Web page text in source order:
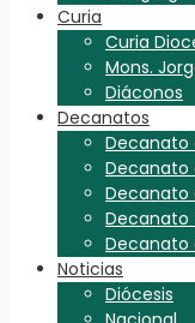
Curia
Curia
Mons.
Diáconos
Decanatos
Decanato
Decanato
Decanato
Decanato
Noticias
Diócesis